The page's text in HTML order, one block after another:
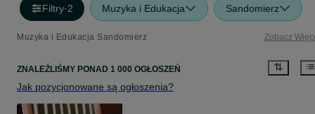
Filtry·2 Muzyka i Edukacja Sandomierz
Muzyka i Edukacja Sandomierz Zobacz
ZNALEŹLIŚMY PONAD 1 000 OGŁOSZEŃ
Jak pozycjonowane są ogłoszenia?